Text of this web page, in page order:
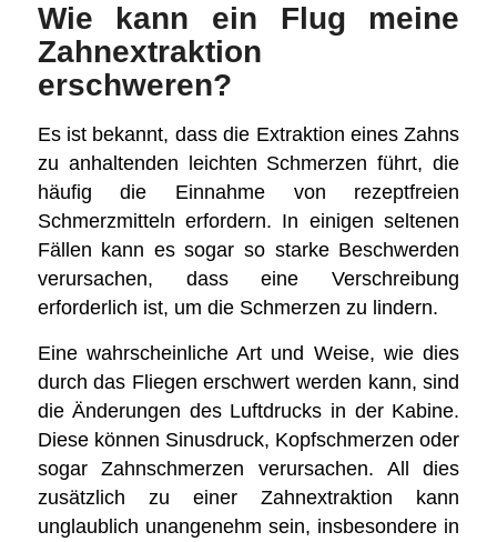
Wie kann ein Flug meine
Zahnextraktion
erschweren?
Es ist bekannt, dass die Extraktion eines Zahns
zu anhaltenden leichten Schmerzen führt, die
häufig die Einnahme von rezeptfreien
Schmerzmitteln erfordern. In einigen seltenen
Fällen kann es sogar so starke Beschwerden
verursachen, dass eine Verschreibung
erforderlich ist, um die Schmerzen zu lindern.
Eine wahrscheinliche Art und Weise, wie dies
durch das Fliegen erschwert werden kann, sind
die Änderungen des Luftdrucks in der Kabine.
Diese können Sinusdruck, Kopfschmerzen oder
sogar Zahnschmerzen verursachen. All dies
zusätzlich zu einer Zahnextraktion kann
unglaublich unangenehm sein, insbesondere in